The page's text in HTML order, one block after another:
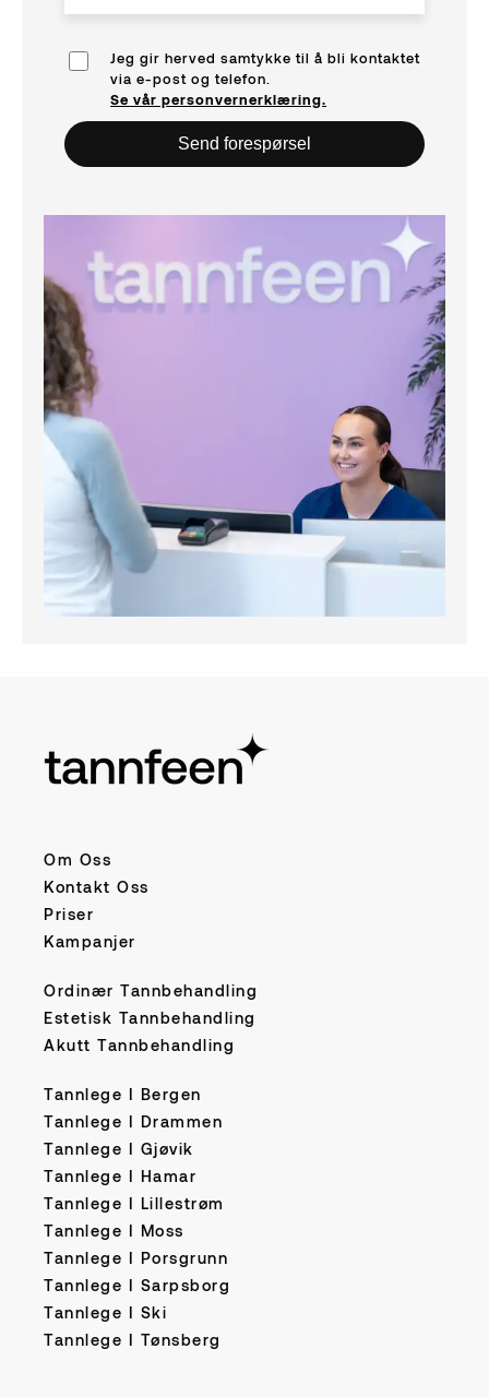
Jeg gir herved samtykke til å bli kontaktet
via e-post og telefon.
Se vår personvernerklæring.
Om Oss
Kontakt Oss
Priser
Kampanjer
Ordinær Tannbehandling
Estetisk Tannbehandling
Akutt Tannbehandling
Tannlege I Bergen
Tannlege I Drammen
Tannlege I Gjøvik
Tannlege I Hamar
Tannlege I Lillestrøm
Tannlege I Moss
Tannlege I Porsgrunn
Tannlege I Sarpsborg
Tannlege I Ski
Tannlege I Tønsberg